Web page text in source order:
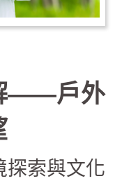
實則有效
了學校、
係，證明了
出更具適
。
——戶外
探索與文化